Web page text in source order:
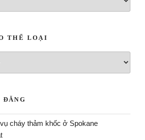
THỂ LOẠI
cháy thảm khốc ở Spokane